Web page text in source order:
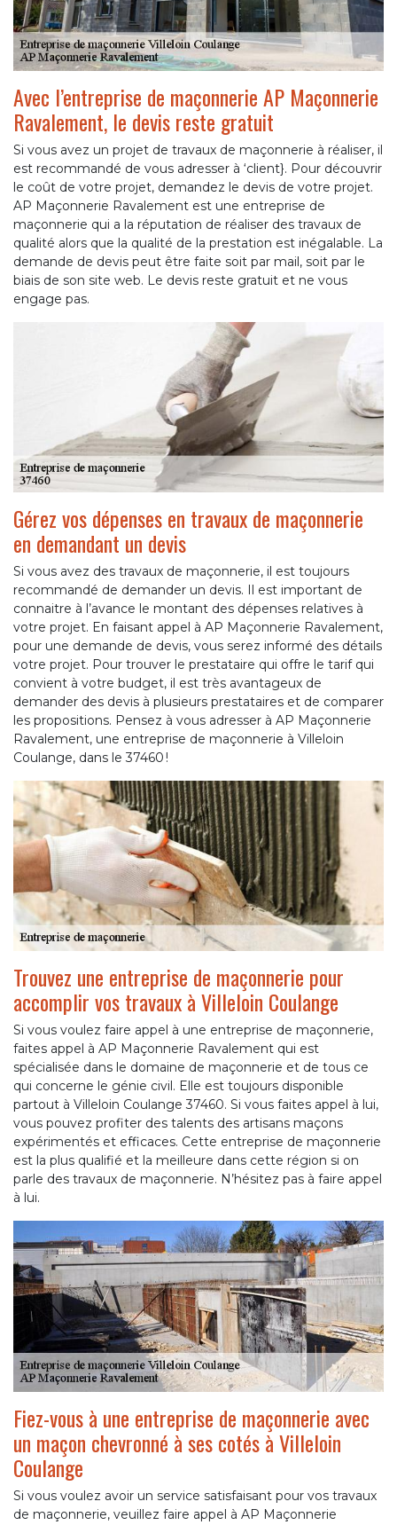
Avec l’entreprise de maçonnerie AP Maçonnerie
Ravalement, le devis reste gratuit
Si vous avez un projet de travaux de maçonnerie à réaliser, il
est recommandé de vous adresser à ‘client}. Pour découvrir
le coût de votre projet, demandez le devis de votre projet.
AP Maçonnerie Ravalement est une entreprise de
maçonnerie qui a la réputation de réaliser des travaux de
qualité alors que la qualité de la prestation est inégalable. La
demande de devis peut être faite soit par mail, soit par le
biais de son site web. Le devis reste gratuit et ne vous
engage pas.
Gérez vos dépenses en travaux de maçonnerie
en demandant un devis
Si vous avez des travaux de maçonnerie, il est toujours
recommandé de demander un devis. Il est important de
connaitre à l’avance le montant des dépenses relatives à
votre projet. En faisant appel à AP Maçonnerie Ravalement,
pour une demande de devis, vous serez informé des détails
votre projet. Pour trouver le prestataire qui offre le tarif qui
convient à votre budget, il est très avantageux de
demander des devis à plusieurs prestataires et de comparer
les propositions. Pensez à vous adresser à AP Maçonnerie
Ravalement, une entreprise de maçonnerie à Villeloin
Coulange, dans le 37460 !
Trouvez une entreprise de maçonnerie pour
accomplir vos travaux à Villeloin Coulange
Si vous voulez faire appel à une entreprise de maçonnerie,
faites appel à AP Maçonnerie Ravalement qui est
spécialisée dans le domaine de maçonnerie et de tous ce
qui concerne le génie civil. Elle est toujours disponible
partout à Villeloin Coulange 37460. Si vous faites appel à lui,
vous pouvez profiter des talents des artisans maçons
expérimentés et efficaces. Cette entreprise de maçonnerie
est la plus qualifié et la meilleure dans cette région si on
parle des travaux de maçonnerie. N’hésitez pas à faire appel
à lui.
Fiez-vous à une entreprise de maçonnerie avec
un maçon chevronné à ses cotés à Villeloin
Coulange
Si vous voulez avoir un service satisfaisant pour vos travaux
de maçonnerie, veuillez faire appel à AP Maçonnerie